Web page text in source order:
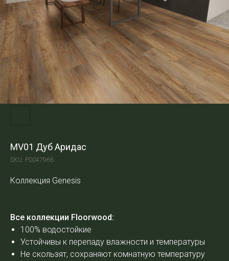
MV01 Дуб Аридас
SKU: Р0047966
Коллекция Genesis
Все коллекции Floorwood:
100% водостойкие
Устойчивы к перепаду влажности и температуры
Не скользят, сохраняют комнатную температуру